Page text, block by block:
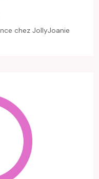
chez JollyJoanie